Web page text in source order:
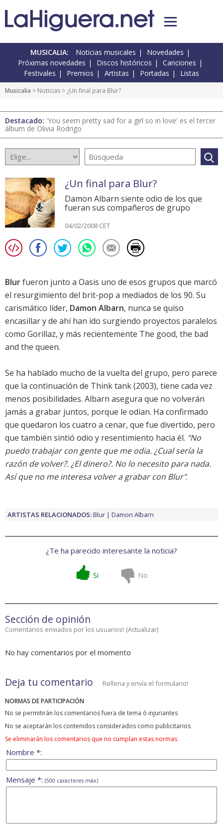
MUSICALIA: Noticias musicales
Novedades
Próximas novedades
Discos históricos
Canciones
Festivales
Premios Artistas Portadas Listas
Musicalia > Noticias > ¿Un final para Blur?
Destacado: 'You seem pretty sad for a girl so in love' es el tercer
álbum de Olivia Rodrigo
¿Un final para Blur?
Damon Albarn siente odio de los que
fueran sus compañeros de grupo
04/02/2008 CET
Blurfueron junto a Oasis uno de esos grupos que marcó
el resurgimiento del brit-pop a mediados de los 90. Su
carismático líder, Damon Albarn, nunca se quiso
encasillar y de ahí han ido surgiendo proyectos paralelos
como Gorillaz, y más recientemente The good, the bad
and the queen.
Se ha hablado mucho de la vuelta del grupo, pero parece
que la continuación de Think tank(2003), tiene cada vez
menos posibilidades. Albarn asegura que no volverán
jamás a grabar juntos, porque le odian. Ha confirmado
que quedaron los cuatro a cenar, que fue divertido, pero
que también sintió odio y resentimiento hacia él. "No
puedo trabajar con gente que me odia. ¿Cual sería la
razón de volver?. ¿El dinero?. No lo necesito para nada.
Así que no me interesa volver a grabar con Blur".
ARTISTAS RELACIONADOS:Blur Damon Albarn
¿Te ha parecido interesante la noticia?
Si No
Sección de opinión
Comentarios enviados por los usuarios! (Actualizar)
No hay comentarios por el momento
Deja tu comentario Rellena y envía el formulario!
NORMAS DE PARTICIPACIÓN
No se permitirán los comentarios fuera de tema ó injuriantes
No se aceptarán los contenidos considerados como publicitarios
Se eliminarán los comentarios que no cumplan estas normas
Nombre *:
Mensaje *: (500 caracteres máx)